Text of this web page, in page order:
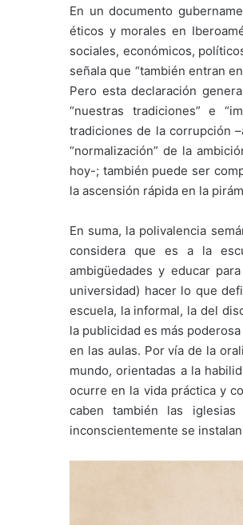
En un documento
éticos y morales en
sociales, económicos,
señala que “también entran
Pero esta declaración
“nuestras tradiciones” e
tradiciones de la corrupción
“normalización” de la
hoy-; también puede ser
la ascensión rápida en la
En suma, la polivalencia
considera que es a la
ambigüedades y educar
universidad) hacer lo que
escuela, la informal, la del
la publicidad es más
en las aulas. Por vía de la
mundo, orientadas a la
ocurre en la vida práctica y
caben también las iglesias
inconscientemente se